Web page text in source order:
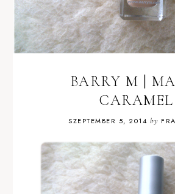
BARRY M |
CARAMEL
SZEPTEMBER 5, 2014 by